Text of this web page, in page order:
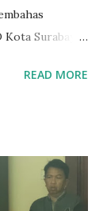
Kota Surabaya
turut
terkait
dan
READ MORE